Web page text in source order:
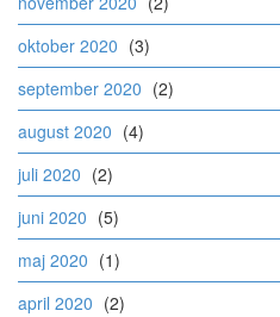
oktober 2020 (3)
september 2020 (2)
august 2020 (4)
juli 2020 (2)
juni 2020 (5)
maj 2020 (1)
april 2020 (2)